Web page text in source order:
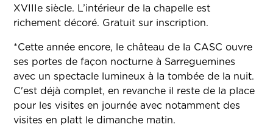
XVIIIe siècle. L’intérieur de la chapelle est
richement décoré. Gratuit sur inscription.
*Cette année encore, le château de la CASC ouvre
ses portes de façon nocturne à Sarreguemines
avec un spectacle lumineux à la tombée de la nuit.
C'est déjà complet, en revanche il reste de la place
pour les visites en journée avec notamment des
visites en platt le dimanche matin.